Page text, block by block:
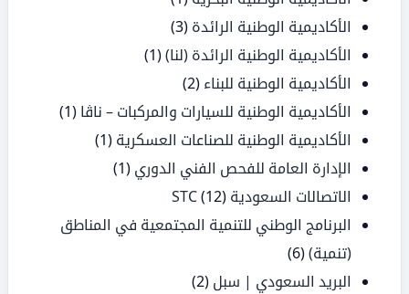
الأكاديمية الوطنية الرائدة (3)
الأكاديمية الوطنية الرائدة (لنا)(1)
الأكاديمية الوطنية للبناء (2)
الأكاديمية الوطنية للسيارات والمركبات – ناڤا (1)
الأكاديمية الوطنية للصناعات العسكرية (1)
الإدارة العامة للفحص الفني الدوري (1)
الاتصالات السعودية STC (12)
البرنامج الوطني للتنمية المجتمعية في المناطق
(تنمية)(6)
البريد السعودي | سبل (2)